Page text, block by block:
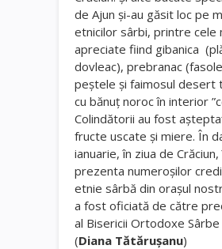
de Ajun și-au găsit loc pe
etnicilor sârbi, printre cele
apreciate fiind gibanica
dovleac), prebranac
peștele și faimosul desert
cu bănuț noroc în interior
Colindătorii au fost
fructe uscate și miere. În
ianuarie, în ziua de Crăciun,
prezenta numeroșilor
etnie sârbă din orașul
a fost oficiată de către
al Bisericii Ortodoxe
(Diana Tătărușanu)